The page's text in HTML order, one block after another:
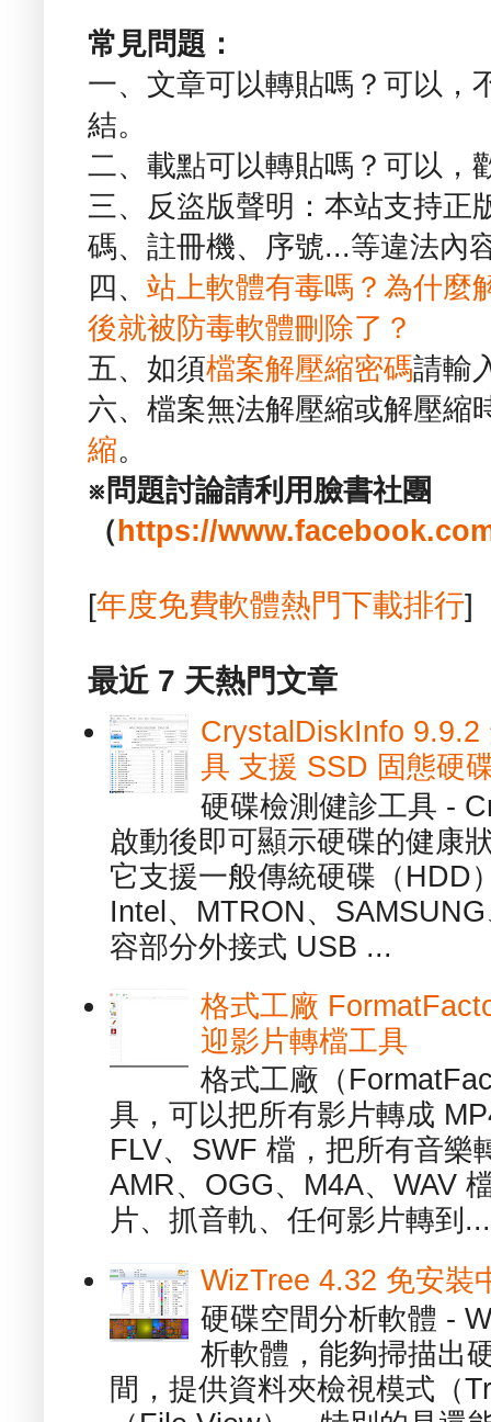
常見問題：
一、文章可以轉貼嗎？可以，
結。
二、載點可以轉貼嗎？可以，
三、反盜版聲明：本站支持正
碼、註冊機、序號...等違法內
四、 站上軟體有毒嗎？為什麼
後就被防毒軟體刪除了？
五、如須檔案解壓縮密碼請輸
六、檔案無法解壓縮或解壓縮
縮。
※問題討論請利用臉書社團
（ https://
[年度免費軟體熱門下載排行]
最近 7 天熱門文章
CrystalDiskInfo 9.9.2
具 支援 SSD 固態硬
硬碟檢測健診工具 -
啟動後即可顯示硬碟的健康
它支援一般傳統硬碟（HDD
Intel、MTRON、
容部分外接式 USB ...
格式工廠
迎影片轉檔工具
格式工廠（
具，可以把所有影片轉成
FLV、SWF 檔，把所有音樂
AMR、OGG、M4A、WAV
片、抓音軌、任何影片轉到...
WizTree 4.32 免安裝
硬碟空間分析軟體 -
析軟體，能夠掃描出
間，提供資料夾檢視模式（